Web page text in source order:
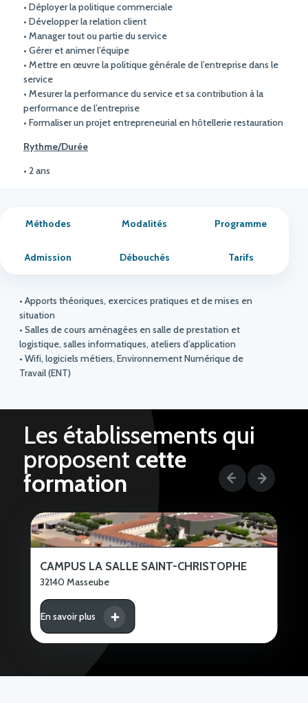
• Déployer la politique commerciale
• Développer la relation client
• Manager tout ou partie du service
• Gérer et animer l’équipe
• Mettre en œuvre la politique générale de l’entreprise dans le
service
• Mesurer la performance du service et sa contribution à la
performance de l’entreprise
• Formaliser un projet entrepreneurial en hôtellerie restauration
Rythme/Durée
• 2 ans
Méthodes Modalités Programme
Admission Débouchés Tarifs
• Apports théoriques, exercices pratiques et de mises en
situation
• Salles de cours aménagées en salle de prestation et
logistique, salles informatiques, ateliers d’application
• Wifi, logiciels métiers, Environnement Numérique de
Travail (ENT)
Les établissements qui
proposent cette
formation
32140 Masseube
CAMPUS LA SALLE SAINT-CHRISTOPHE
En savoir plus